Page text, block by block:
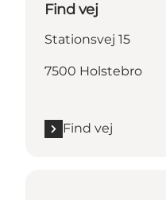
Find vej
Stationsvej 15
7500 Holstebro
Find vej